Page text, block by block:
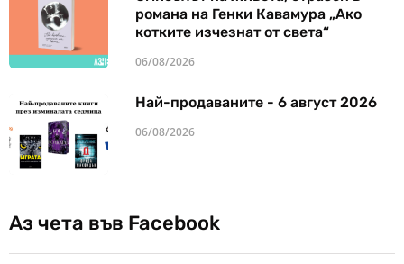
романа на Генки Кавамура „Ако
котките изчезнат от света“
06/08/2026
Най-продаваните - 6 август 2026
06/08/2026
Аз чета във Facebook